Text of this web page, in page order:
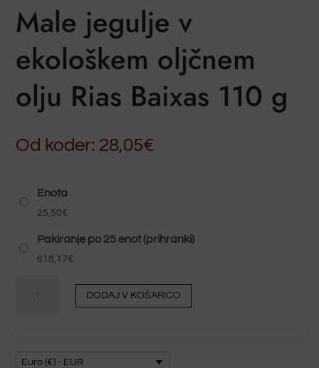
Male jegulje v
ekološkem oljčnem
olju Rias Baixas 110 g
Od koder: 28,05€
Enota
25,50€
Pakiranje po 25 enot (prihranki)
618,17€
oljčnem
DODAJ V KOŠARICO
Euro (€) - EUR